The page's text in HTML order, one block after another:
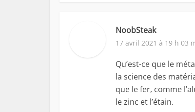
NoobSteak
17 avril 2021 à 19 h 03
Qu’est-ce que le
la science des
que le fer, comme
le zinc et l’étain.